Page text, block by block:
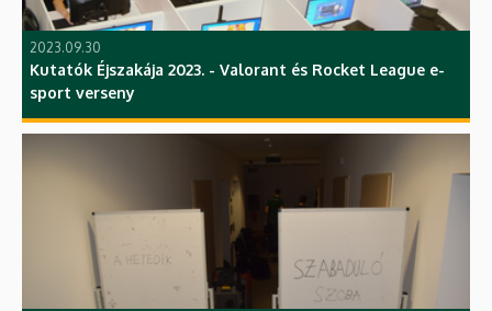
2023.09.30
Kutatók Éjszakája 2023. - Valorant és Rocket League e-
sport verseny